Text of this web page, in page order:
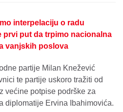
interpelaciju o radu
prvi put da trpimo nacionalna
vanjskih poslova
partije Milan Knežević
te partije uskoro tražiti od
većine potpise podrške za
diplomatije Ervina Ibahimovića.